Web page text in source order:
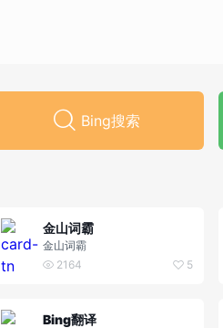
Bing搜索
金山词霸
金山词霸
2164
5
Bing翻译